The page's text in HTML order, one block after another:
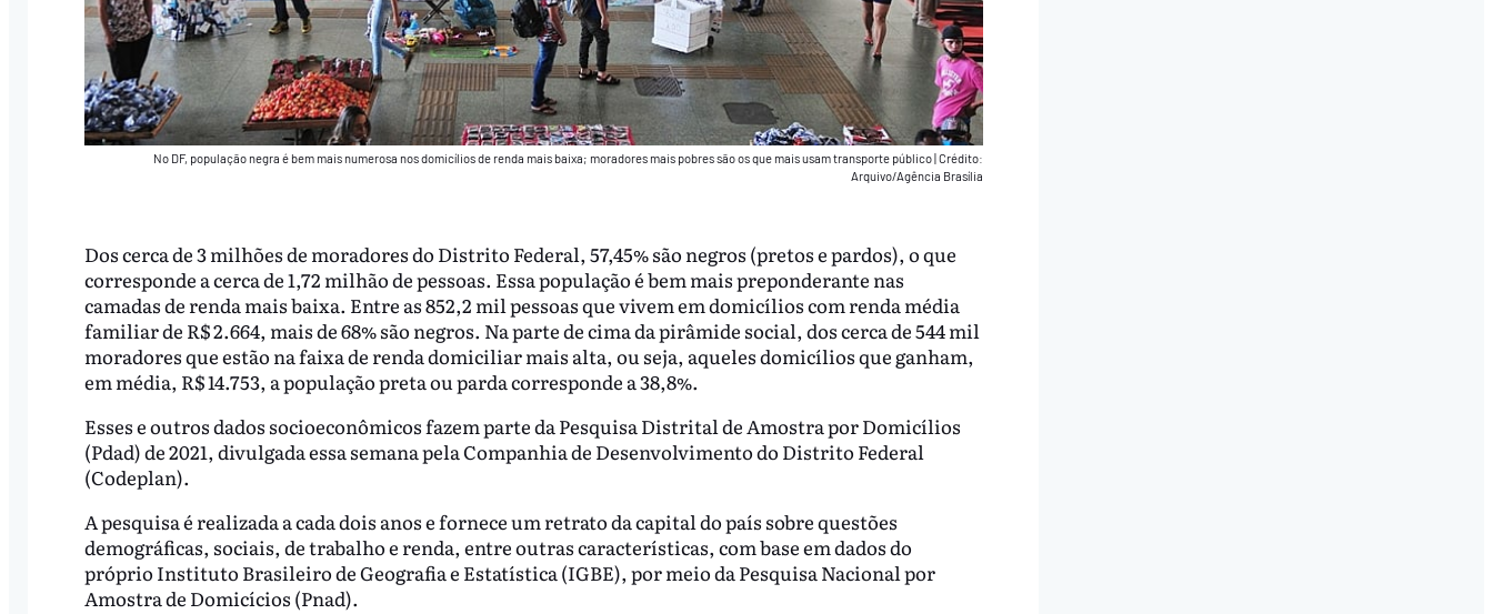
No DF, população negra é bem mais numerosa nos domicílios de renda mais baixa; moradores mais pobres são os que mais usam transporte público|Crédito:
Arquivo/Agência Brasília
Dos cerca de 3 milhões de moradores do Distrito Federal, 57,45% são negros (pretos e pardos), o que
corresponde a cerca de 1,72 milhão de pessoas. Essa população é bem mais preponderante nas
camadas de renda mais baixa. Entre as 852,2 mil pessoas que vivem em domicílios com renda média
familiar de R$ 2.664, mais de 68% são negros. Na parte de cima da pirâmide social, dos cerca de 544 mil
moradores que estão na faixa de renda domiciliar mais alta, ou seja, aqueles domicílios que ganham,
em média, R$ 14.753, a população preta ou parda corresponde a 38,8%.
Esses e outros dados socioeconômicos fazem parte da Pesquisa Distrital de Amostra por Domicílios
(Pdad) de 2021, divulgada essa semana pela Companhia de Desenvolvimento do Distrito Federal
(Codeplan).
A pesquisa é realizada a cada dois anos e fornece um retrato da capital do país sobre questões
demográficas, sociais, de trabalho e renda, entre outras características, com base em dados do
próprio Instituto Brasileiro de Geografia e Estatística (IGBE), por meio da Pesquisa Nacional por
Amostra de Domicícios (Pnad).